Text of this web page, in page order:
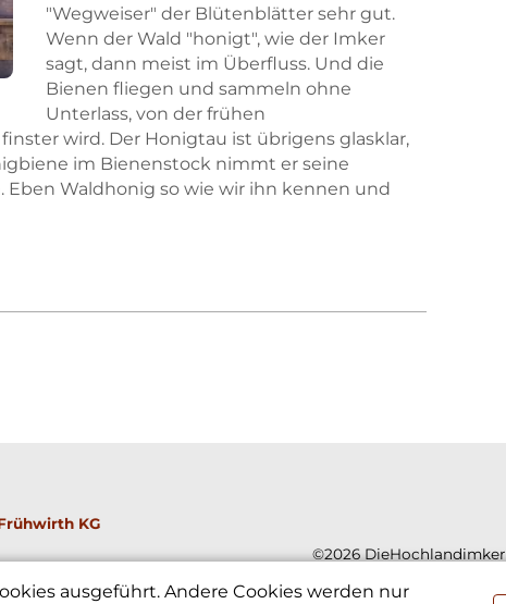
"Wegweiser" der Blütenblätter sehr gut.
Wenn der Wald "honigt", wie der Imker
sagt, dann meist im Überfluss. Und die
Bienen fliegen und sammeln ohne
Unterlass, von der frühen
wird. Der Honigtau ist übrigens glasklar,
im Bienenstock nimmt er seine
Eben Waldhonig so wie wir ihn kennen und
KG
©2026 DieHochlandimker
ausgeführt. Andere Cookies werden nur